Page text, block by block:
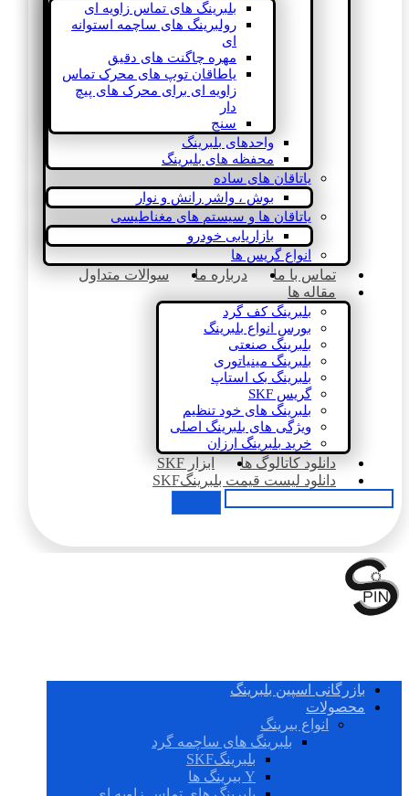
بلبرینگ های تماس زاویه ای
رولبرینگ های ساچمه استوانه
ای
مهره چاگنت های دقیق
یاطاقان توپ های محرک تماس
زاویه ای برای محرک های پیچ
دار
سنج
واحدهای بلبرینگ
محفظه های بلبرینگ
یاتاقان های ساده
بوش ، واشر رانش و نوار
یاتاقان ها و سیستم های مغناطیسی
بازاریابی خودرو
انواع گریس ها
تماس با ما درباره ما
سوالات متداول
مقاله ها
بلبرینگ کف گرد
بورس انواع بلبرینگ
بلبرینگ صنعتی
بلبرینگ مینیاتوری
بلبرینگ بک استاپ
گریس SKF
بلبرینگ های خود تنظیم
ویژگی های بلبرینگ اصلی
خرید بلبرینگ ارزان
دانلود کاتالوگ ها
ابزار SKF
دانلود لیست قیمت بلبرینگSKF
بازرگانی اسپین بلبرینگ
محصولات
انواع بیرینگ
بلبرینگ های ساچمه گرد
بلبرینگSKF
Y بیرینگ ها